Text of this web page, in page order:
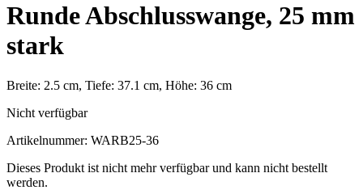
Runde Abschlusswange, 25 mm
stark
Breite: 2.5 cm, Tiefe: 37.1 cm, Höhe: 36 cm
Nicht verfügbar
Artikelnummer: WARB25-36
Dieses Produkt ist nicht mehr verfügbar und kann nicht bestellt
werden.